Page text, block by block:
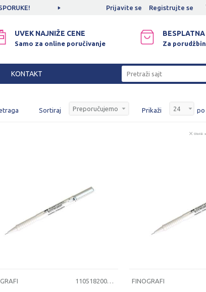
SIGURNO PLAĆANJE PLATNIM KARTICAMA!
Prijavite se Registrujte se
UVEK NAJNIŽE CENE
Samo za online poručivanje Za
KONTAKT Pretraži sajt
Sortiraj Prikaži po
Obriši
1105182000105 FINOGRAFI